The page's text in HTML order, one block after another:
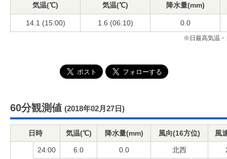
気温(℃)
気温(℃)
降水量(mm)
14.1 (15:00) 1.6 (06:10) 0.0
※日最高気温・
60分観測値 (2018年02月27日)
日時 気温(℃) 降水量(mm) 風向(16方位) 風
24:00 6.0 0.0 北西